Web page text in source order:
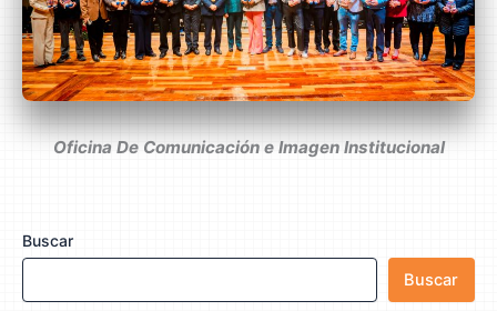
Oficina De Comunicación e Imagen Institucional
Buscar
Buscar